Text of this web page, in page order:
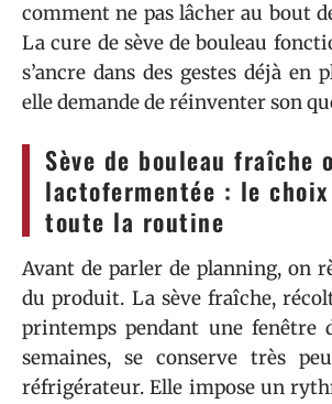
comment ne pas lâcher au bout
La cure de sève de bouleau
s’ancre dans des gestes déjà en
elle demande de réinventer son
Sève de bouleau fraîche
lactofermentée : le
toute la routine
Avant de parler de planning, on
du produit. La sève fraîche,
printemps pendant une fenêtre
semaines, se conserve très
réfrigérateur. Elle impose un